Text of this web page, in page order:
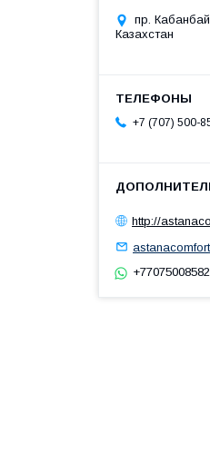
пр.
Казахстан
+7 (707) 500-
http://
+77075008582